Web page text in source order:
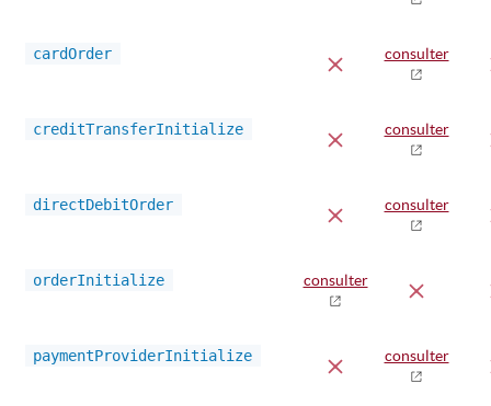
cardOrder consulter
creditTransferInitialize consulter
directDebitOrder consulter
orderInitialize consulter
paymentProviderInitialize consulter